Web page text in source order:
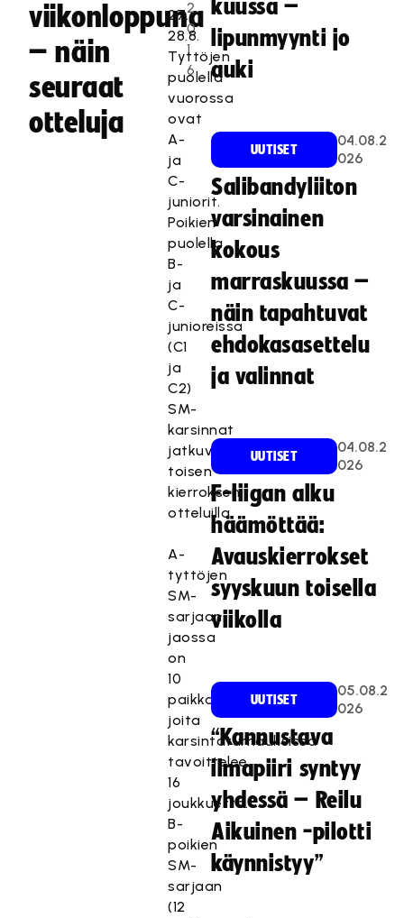
viikonloppuna
– näin
seuraat
otteluja
2
0
1
6
27.-
28.8.
Tyttöjen
puolella
vuorossa
ovat
A-
ja
C-
juniorit.
Poikien
puolella
B-
ja
C-
junioreissa
(C1
ja
C2)
SM-
karsinnat
jatkuvat
toisen
kierroksen
otteluilla.
A-
tyttöjen
SM-
sarjaan
jaossa
on
10
paikkaa,
joita
karsintaturnauksissa
tavoittelee
16
joukkuetta.
B-
poikien
SM-
sarjaan
(12
kuussa –
lipunmyynti jo
auki
UUTISET
04.08.2
026
Salibandyliiton
varsinainen
kokous
marraskuussa –
näin tapahtuvat
ehdokasasettelu
ja valinnat
UUTISET
04.08.2
026
F-liigan alku
häämöttää:
Avauskierrokset
syyskuun toisella
viikolla
UUTISET
05.08.2
026
“Kannustava
ilmapiiri syntyy
yhdessä – Reilu
Aikuinen -pilotti
käynnistyy”